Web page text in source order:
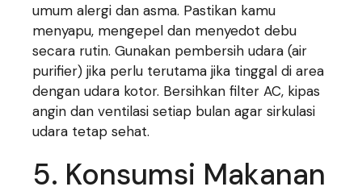
umum alergi dan asma. Pastikan kamu
menyapu, mengepel dan menyedot debu
secara rutin. Gunakan pembersih udara (air
purifier) jika perlu terutama jika tinggal di area
dengan udara kotor. Bersihkan filter AC, kipas
angin dan ventilasi setiap bulan agar sirkulasi
udara tetap sehat.
5. Konsumsi Makanan